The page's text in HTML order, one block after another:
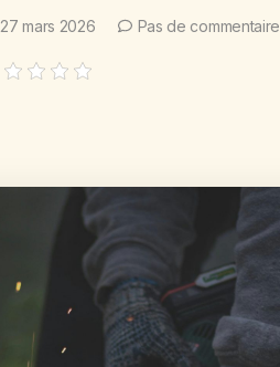
27 mars 2026 Pas de commentaire